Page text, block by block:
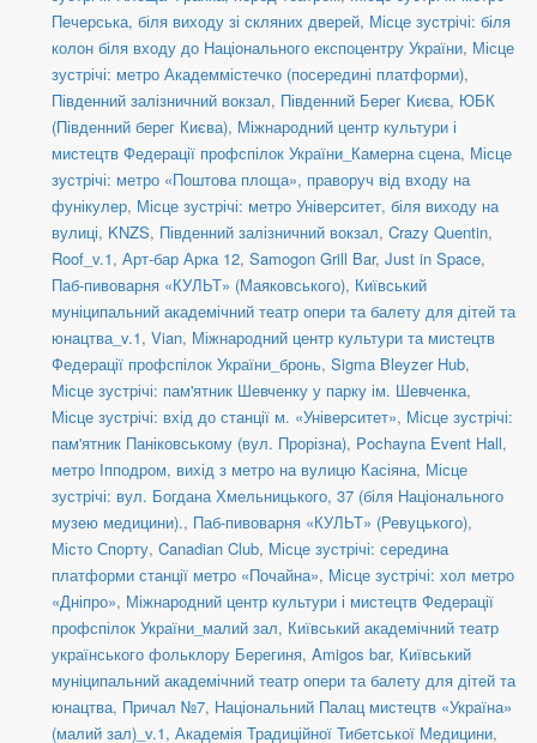
Печерська, біля виходу зі скляних дверей, Місце зустрічі: біля
колон біля входу до Національного експоцентру України, Місце
зустрічі: метро Академмістечко (посередині платформи),
Південний залізничний вокзал, Південний Берег Києва, ЮБК
(Південний берег Києва), Міжнародний центр культури і
мистецтв Федерації профспілок України_Камерна сцена, Місце
зустрічі: метро «Поштова площа», праворуч від входу на
фунікулер, Місце зустрічі: метро Університет, біля виходу на
вулиці, KNZS, Південний залізничний вокзал, Crazy Quentin,
Roof_v.1, Арт-бар Арка 12, Samogon Grill Bar, Just in Space,
Паб-пивоварня «КУЛЬТ» (Маяковського), Київський
муніципальний академічний театр опери та балету для дітей та
юнацтва_v.1, Vian, Міжнародний центр культури та мистецтв
Федерації профспілок України_бронь, Sigma Bleyzer Hub,
Місце зустрічі: пам'ятник Шевченку у парку ім. Шевченка,
Місце зустрічі: вхід до станції м. «Університет», Місце зустрічі:
пам'ятник Паніковському (вул. Прорізна), Pochayna Event Hall,
метро Іпподром, вихід з метро на вулицю Касіяна, Місце
зустрічі: вул. Богдана Хмельницького, 37 (біля Національного
музею медицини)., Паб-пивоварня «КУЛЬТ» (Ревуцького),
Місто Спорту, Canadian Club, Місце зустрічі: середина
платформи станції метро «Почайна», Місце зустрічі: хол метро
«Дніпро», Міжнародний центр культури і мистецтв Федерації
профспілок України_малий зал, Київський академічний театр
українського фольклору Берегиня, Amigos bar, Київський
муніципальний академічний театр опери та балету для дітей та
юнацтва, Причал №7, Національний Палац мистецтв «Україна»
(малий зал)_v.1, Академія Традиційної Тибетської Медицини,